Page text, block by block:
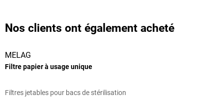
Nos clients ont également acheté
MELAG
Filtre papier à usage unique
Filtres jetables pour bacs de stérilisation